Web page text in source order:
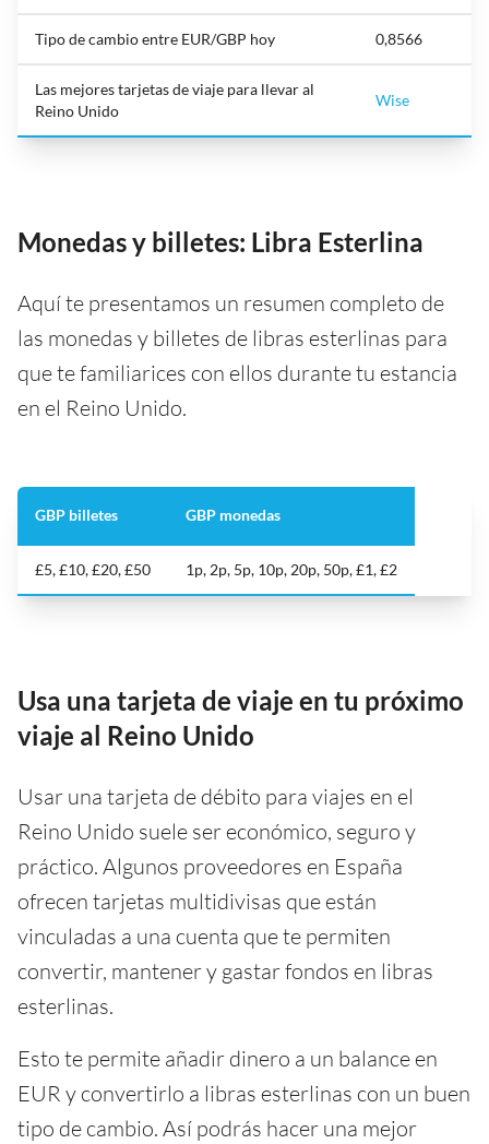
Tipo de cambio entre EUR/GBP hoy 0,8566
Las mejores tarjetas de viaje para llevar al
Reino Unido
Wise
Monedas y billetes: Libra Esterlina
Aquí te presentamos un resumen completo de
las monedas y billetes de libras esterlinas para
que te familiarices con ellos durante tu estancia
en el Reino Unido.
GBP billetes GBP monedas
£5, £10, £20, £50 1p, 2p, 5p, 10p, 20p, 50p, £1, £2
Usa una tarjeta de viaje en tu próximo
viaje al Reino Unido
Usar una tarjeta de débito para viajes en el
Reino Unido suele ser económico, seguro y
práctico. Algunos proveedores en España
ofrecen tarjetas multidivisas que están
vinculadas a una cuenta que te permiten
convertir, mantener y gastar fondos en libras
esterlinas.
Esto te permite añadir dinero a un balance en
EUR y convertirlo a libras esterlinas con un buen
tipo de cambio. Así podrás hacer una mejor